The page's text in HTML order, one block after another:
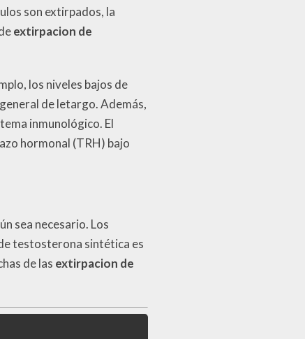
son extirpados, la
extirpacion de
los niveles bajos de
de letargo. Además,
inmunológico. El
hormonal (TRH) bajo
sea necesario. Los
testosterona sintética es
de las extirpacion de